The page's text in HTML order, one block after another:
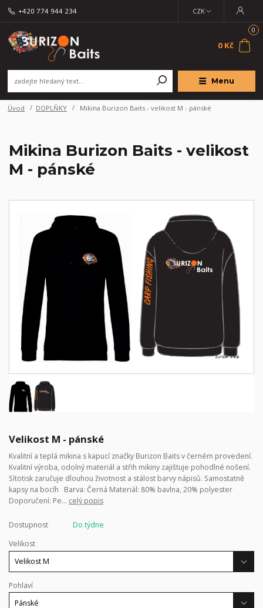
Menu
CZK
+420 774 944 234
0
0 Kč
Úvod DOPLŇKY Mikina Burizon Baits - velikost M - pánské
Mikina Burizon Baits - velikost
M - pánské
Velikost M - pánské
Kvalitní a teplá mikina s kapucí značky Burizon Baits v černém provedení.
Kvalitní výroba, odolný materiál a střih mikiny zajištuje pohodlné nošení.
Sítotisk zaručuje dlouhou životnost a stálost barvy nápisů. Samostatně
kapsy na bocíh Barva: Černá Materiál: 80% bavlna, 20% polyester
Doporučení: Pe... celý popis
Dostupnost
Do týdne
Velikost
Pohlaví